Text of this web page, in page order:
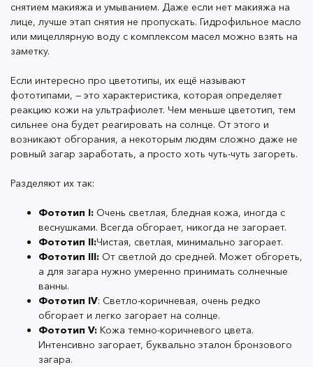
не менее 50. Нужно делать это каждый раз, когда УФ-
индекс на улице больше 3, иначе я снова рискую
столкнуться с такой ситуацией. Тяжело было
привыкнуть к такому, тем более, что раньше, кроме
умывания гелем, я ничего не делала. Но небольшая
дисциплина, усилие над собой и желание иметь
гладкую и здоровую, как раньше, кожу, взяли вверх.
тела. Можно спросить: «Что со мной будет, если не
Особенно важно это для жирной кожи, поэтому
важно смывать солнцезащитный крем. Для тела
подойдет обычный гель для душа, а для лица лучше
использовать средства для снятия водостойкого
макияжа. Здесь важно объединить шаги со снятием
макияжа и умыванием. Даже если нет макияжа на
лице, лучше этап снятия не пропускать.
Гидрофильное масло или мицеллярную воду с
комплексом масел можно взять на заметку.
снятием макияжа и умыванием. Даже если нет макияжа на
лице, лучше этап снятия не пропускать. Гидрофильное масло
или мицеллярную воду с комплексом масел можно взять на
заметку.
Если интересно про цветотипы, их ещё называют
фототипами, — это характеристика, которая определяет
реакцию кожи на ультрафиолет. Чем меньше цветотип, тем
сильнее она будет реагировать на солнце. От этого и
возникают обгорания, а некоторым людям сложно даже не
ровный загар заработать, а просто хоть чуть-чуть загореть.
Разделяют их так:
Фототип I: Очень светлая, бледная кожа, иногда с
веснушками. Всегда обгорает, никогда не загорает.
Фототип II:Чистая, светлая, минимально загорает.
Фототип III: От светлой до средней. Может обгореть,
а для загара нужно умеренно принимать солнечные
ванны.
Фототип IV: Светло-коричневая, очень редко
обгорает и легко загорает на солнце.
Фототип V: Кожа темно-коричневого цвета.
Интенсивно загорает, буквально эталон бронзового
загара.